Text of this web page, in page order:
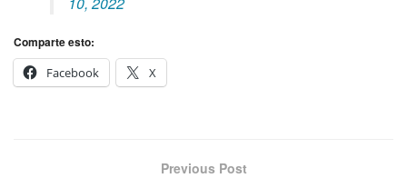
Comparte esto:
Facebook
X
Previous Post